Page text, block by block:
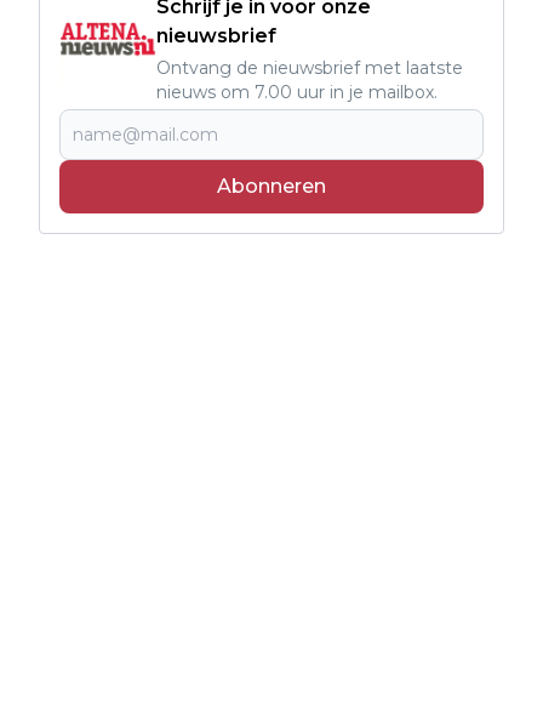
Schrijf je in voor onze
nieuwsbrief
Ontvang de nieuwsbrief met laatste
nieuws om 7.00 uur in je mailbox.
Abonneren